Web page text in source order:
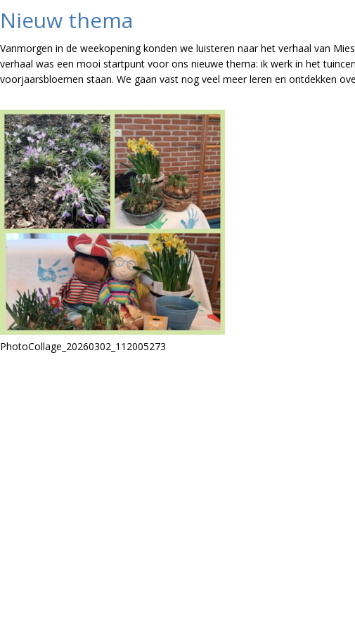
Nieuw thema
Vanmorgen in de weekopening konden we luisteren naar het verhaal van
verhaal was een mooi startpunt voor ons nieuwe thema: ik werk in het
voorjaarsbloemen staan. We gaan vast nog veel meer leren en ontdekken
PhotoCollage_20260302_112005273